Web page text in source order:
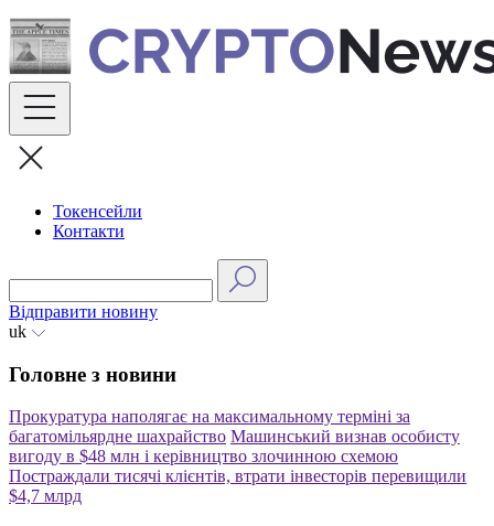
Skip
to
content
Токенсейли
Контакти
Відправити новину
uk
Головне з новини
Прокуратура наполягає на максимальному терміні за
багатомільярдне шахрайство Машинський визнав особисту
вигоду в $48 млн і керівництво злочинною схемою
Постраждали тисячі клієнтів, втрати інвесторів перевищили
$4,7 млрд